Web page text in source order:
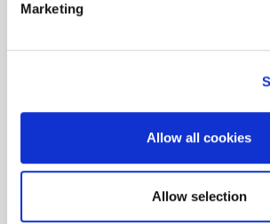
Marketing
Allow all cookies
Allow selection
How to Participate in the